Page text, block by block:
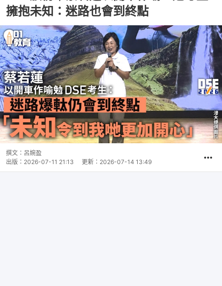
擁抱未知：迷路也會到終點
撰文： 呂婉盈
出版： 2026-07-11 21:13 更新： 2026-07-14 13:49